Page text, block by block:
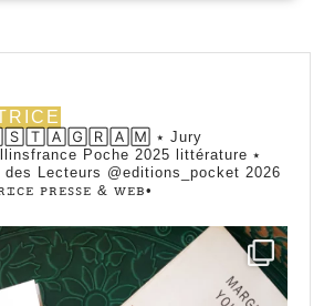
⭑ Jury
Poche 2025 littérature ⭑
des Lecteurs @editions_pocket 2026
ꮲꭱꭼꮪꮪꭼ & ꮃꭼᏼ•